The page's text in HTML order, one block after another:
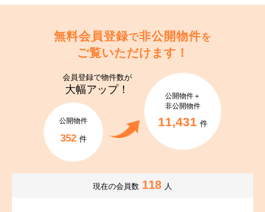
無料会員登録で非公開物件を
ご覧いただけます！
会員登録で物件数が
大幅アップ！
公開物件
352 件
公開物件＋
非公開物件
11,431 件
現在の会員数 118 人